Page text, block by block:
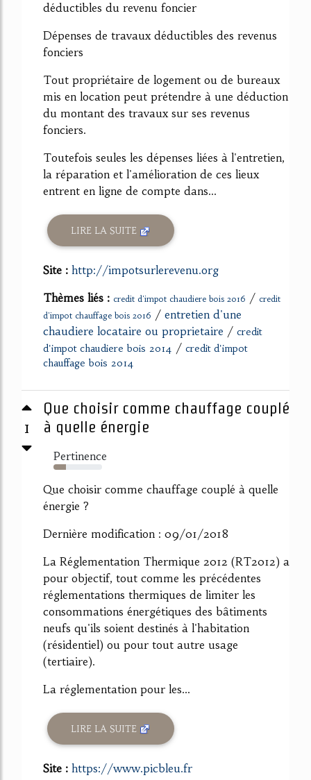
déductibles du revenu foncier
Dépenses de travaux déductibles des revenus
fonciers
Tout propriétaire de logement ou de bureaux
mis en location peut prétendre à une déduction
du montant des travaux sur ses revenus
fonciers.
Toutefois seules les dépenses liées à l'entretien,
la réparation et l'amélioration de ces lieux
entrent en ligne de compte dans...
LIRE LA SUITE
Site : http://impotsurlerevenu.org
Thèmes liés : credit d'impot chaudiere bois 2016 / credit
d'impot chauffage bois 2016 / entretien d'une
chaudiere locataire ou proprietaire / credit
d'impot chaudiere bois 2014 / credit d'impot
chauffage bois 2014
1
Que choisir comme chauffage couplé
à quelle énergie
Pertinence
26%
Que choisir comme chauffage couplé à quelle
énergie ?
Dernière modification : 09/01/2018
La Réglementation Thermique 2012 (RT2012) a
pour objectif, tout comme les précédentes
réglementations thermiques de limiter les
consommations énergétiques des bâtiments
neufs qu'ils soient destinés à l'habitation
(résidentiel) ou pour tout autre usage
(tertiaire).
La réglementation pour les...
LIRE LA SUITE
Site : https://www.picbleu.fr